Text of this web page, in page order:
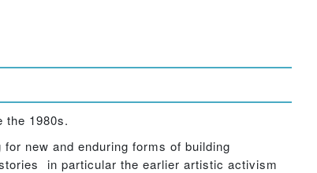
the 1980s.
new and enduring forms of building
 in particular the earlier artistic activism